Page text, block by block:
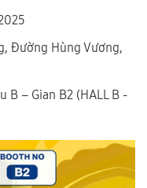
Đường Hùng Vương,
B – Gian B2 (HALL B -